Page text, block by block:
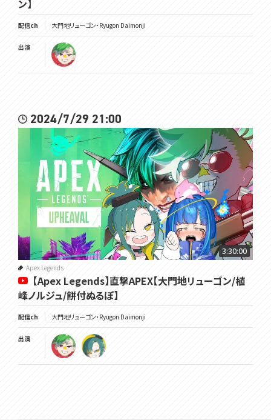
ン】
配信ch 大門地リューゴン・Ryugon Daimonji
出演
2024/7/29 21:00
3:30:00
Apex Legends
【Apex Legends】直撃APEX【大門地リューゴン/植
峰ノルジュ/餅付ぬるぽ】
配信ch 大門地リューゴン・Ryugon Daimonji
出演